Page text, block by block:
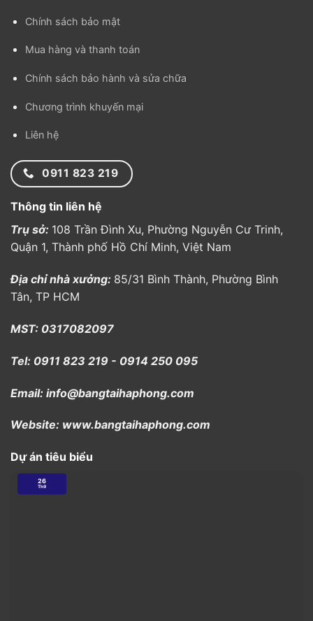
Chính sách bảo mật
Mua hàng và thanh toán
Chính sách bảo hành và sửa chữa
Chương trình khuyến mại
Liên hệ
0911 823 219
Thông tin liên hệ
Trụ sở: 108 Trần Đình Xu, Phường Nguyễn Cư Trinh,
Quận 1, Thành phố Hồ Chí Minh, Việt Nam
Địa chỉ nhà xưởng: 85/31 Bình Thành, Phường Bình
Tân, TP HCM
MST: 0317082097
Tel: 0911 823 219 - 0914 250 095
Email: info@bangtaihaphong.com
Website: www.bangtaihaphong.com
Dự án tiêu biểu
26
Th9